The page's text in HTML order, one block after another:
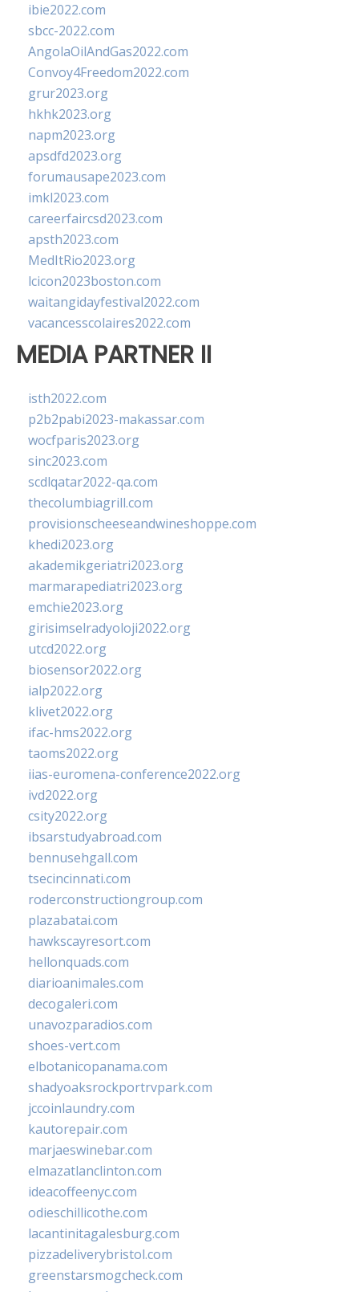
ibie2022.com
sbcc-2022.com
AngolaOilAndGas2022.com
Convoy4Freedom2022.com
grur2023.org
hkhk2023.org
napm2023.org
apsdfd2023.org
forumausape2023.com
imkl2023.com
careerfaircsd2023.com
apsth2023.com
MedItRio2023.org
lcicon2023boston.com
waitangidayfestival2022.com
vacancesscolaires2022.com
MEDIA PARTNER II
isth2022.com
p2b2pabi2023-makassar.com
wocfparis2023.org
sinc2023.com
scdlqatar2022-qa.com
thecolumbiagrill.com
provisionscheeseandwineshoppe.com
khedi2023.org
akademikgeriatri2023.org
marmarapediatri2023.org
emchie2023.org
girisimselradyoloji2022.org
utcd2022.org
biosensor2022.org
ialp2022.org
klivet2022.org
ifac-hms2022.org
taoms2022.org
iias-euromena-conference2022.org
ivd2022.org
csity2022.org
ibsarstudyabroad.com
bennusehgall.com
tsecincinnati.com
roderconstructiongroup.com
plazabatai.com
hawkscayresort.com
hellonquads.com
diarioanimales.com
decogaleri.com
unavozparadios.com
shoes-vert.com
elbotanicopanama.com
shadyoaksrockportrvpark.com
jccoinlaundry.com
kautorepair.com
marjaeswinebar.com
elmazatlanclinton.com
ideacoffeenyc.com
odieschillicothe.com
lacantinitagalesburg.com
pizzadeliverybristol.com
greenstarsmogcheck.com